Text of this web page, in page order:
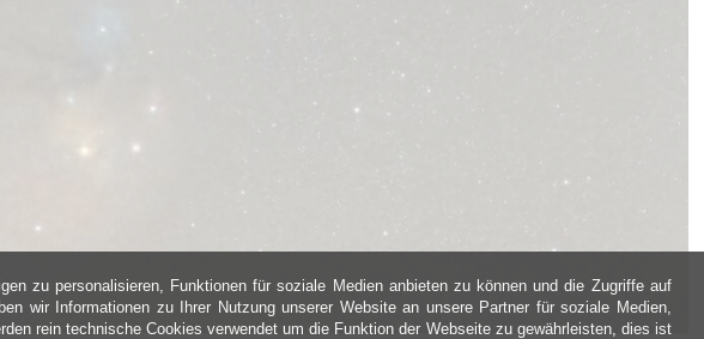
zu personalisieren, Funktionen für soziale Medien anbieten zu können und die Zugriffe auf
wir Informationen zu Ihrer Nutzung unserer Website an unsere Partner für soziale Medien,
rein technische Cookies verwendet um die Funktion der Webseite zu gewährleisten, dies ist